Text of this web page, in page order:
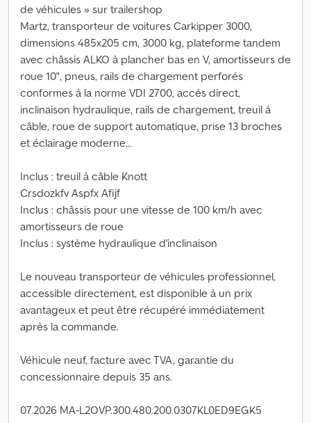
de véhicules » sur trailershop
Martz, transporteur de voitures Carkipper 3000,
dimensions 485x205 cm, 3000 kg, plateforme tandem
avec châssis ALKO à plancher bas en V, amortisseurs de
roue 10", pneus, rails de chargement perforés
conformes à la norme VDI 2700, accès direct,
inclinaison hydraulique, rails de chargement, treuil à
câble, roue de support automatique, prise 13 broches
et éclairage moderne...
Inclus : treuil à câble Knott
Crsdozkfv Aspfx Afijf
Inclus : châssis pour une vitesse de 100 km/h avec
amortisseurs de roue
Inclus : système hydraulique d'inclinaison
Le nouveau transporteur de véhicules professionnel,
accessible directement, est disponible à un prix
avantageux et peut être récupéré immédiatement
après la commande.
Véhicule neuf, facture avec TVA, garantie du
concessionnaire depuis 35 ans.
07.2026 MA-L2OVP.300.480.200.0307KL0ED9EGK5